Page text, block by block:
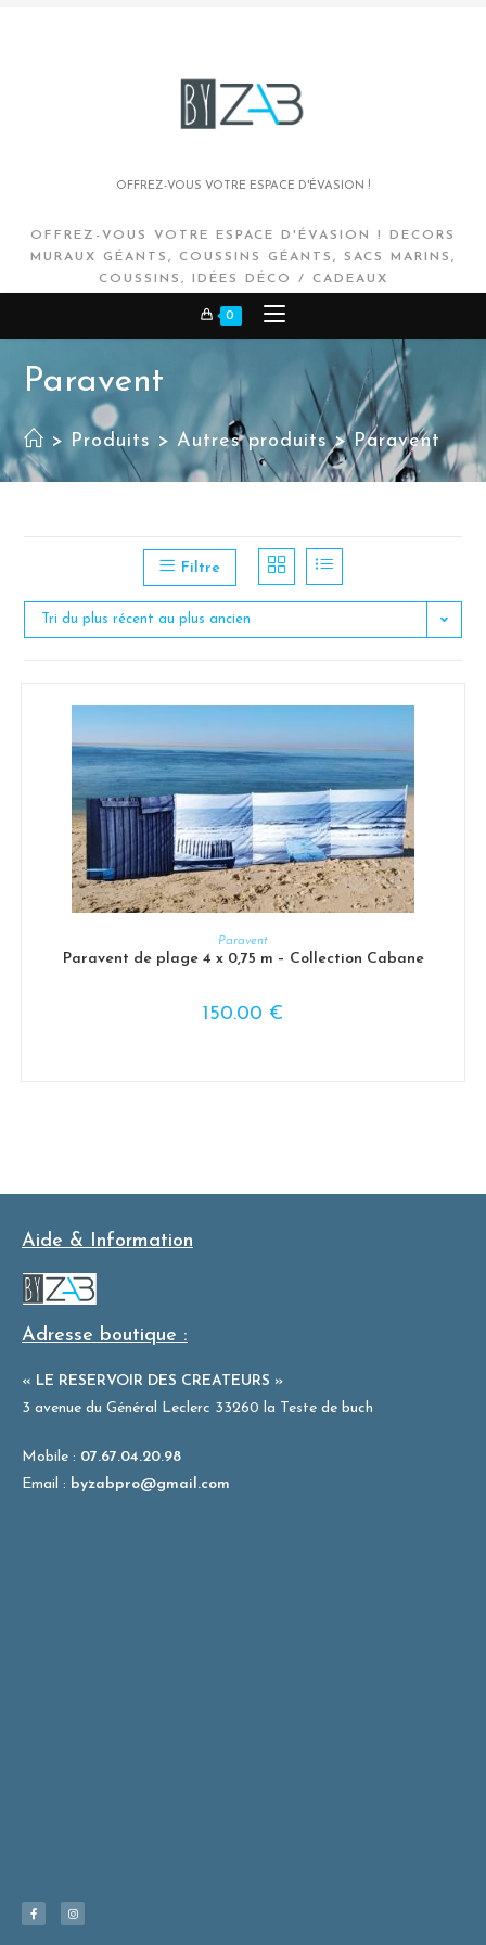
OFFREZ-VOUS VOTRE ESPACE D'ÉVASION !
OFFREZ-VOUS VOTRE ESPACE D'ÉVASION ! DECORS
MURAUX GÉANTS, COUSSINS GÉANTS, SACS MARINS,
COUSSINS, IDÉES DÉCO / CADEAUX
0
Paravent
> Produits > Autres produits > Paravent
Filtre
Tri du plus récent au plus ancien
AJOUTER AU PANIER
Paravent
Paravent de plage 4 x 0,75 m – Collection Cabane
150.00 €
Aide & Information
Adresse boutique :
« LE RESERVOIR DES CREATEURS »
3 avenue du Général Leclerc 33260 la Teste de buch
Mobile : 07.67.04.20.98
Email : byzabpro@gmail.com